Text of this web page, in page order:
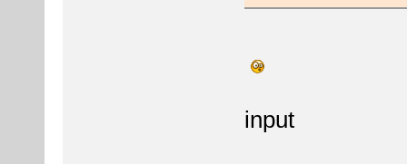
input